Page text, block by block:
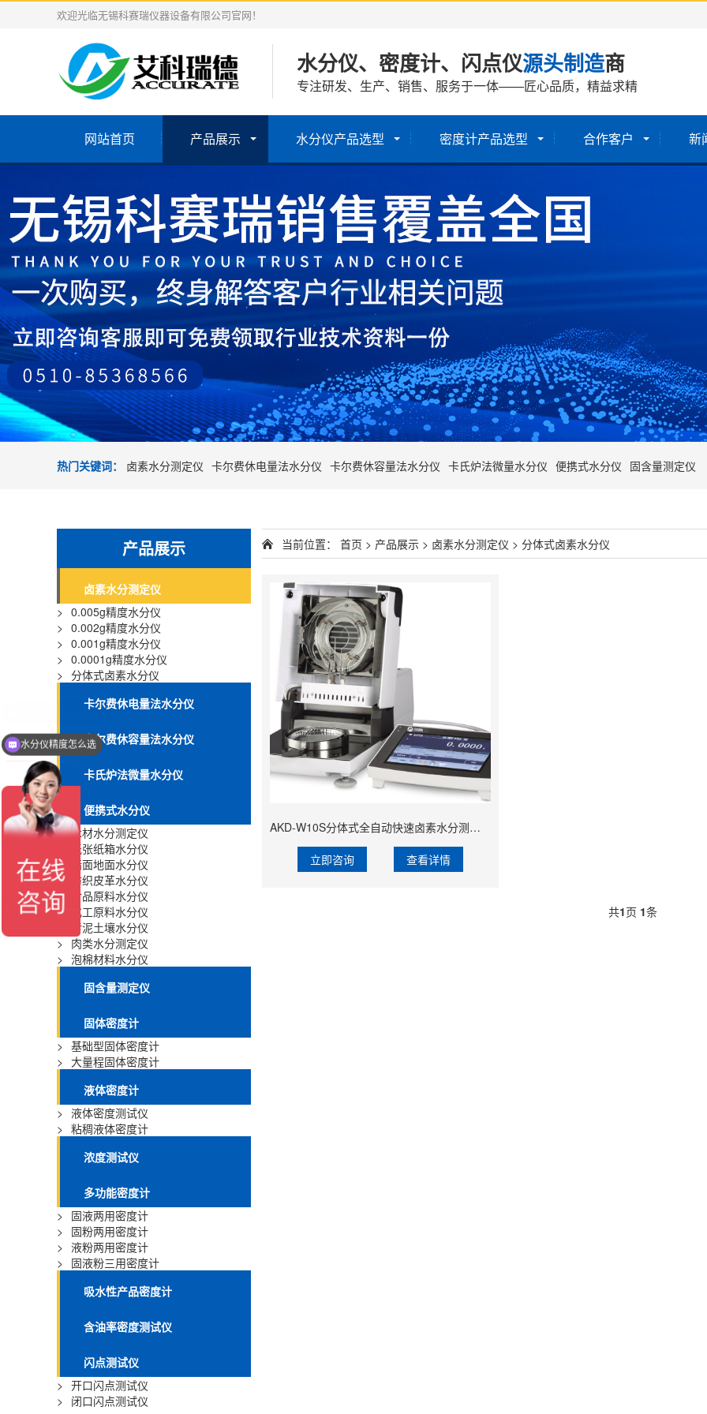
欢迎光临无锡科赛瑞仪器设备有限公司官网！
水分仪、密度计、闪点仪源头制造商
专注研发、生产、销售、服务于一体——匠心品质，精益求精
网站首页 产品展示 水分仪产品选型 密度计产品选型 合作客户 新
热门关键词： 卤素水分测定仪 卡尔费休电量法水分仪 卡尔费休容量法水分仪 卡氏炉法微量水分仪 便携式水分仪 固含量测定仪
产品展示
卤素水分测定仪
> 0.005g精度水分仪
> 0.002g精度水分仪
> 0.001g精度水分仪
> 0.0001g精度水分仪
> 分体式卤素水分仪
卡尔费休电量法水分仪
卡尔费休容量法水分仪
卡氏炉法微量水分仪
便携式水分仪
> 木材水分测定仪
纸张纸箱水分仪
>
墙面地面水分仪
>
纺织皮革水分仪
>
食品原料水分仪
>
化工原料水分仪
污泥土壤水分仪
> 肉类水分测定仪
> 泡棉材料水分仪
固含量测定仪
固体密度计
> 基础型固体密度计
> 大量程固体密度计
液体密度计
> 液体密度测试仪
> 粘稠液体密度计
浓度测试仪
多功能密度计
> 固液两用密度计
> 固粉两用密度计
> 液粉两用密度计
> 固液粉三用密度计
吸水性产品密度计
含油率密度测试仪
闪点测试仪
> 开口闪点测试仪
> 闭口闪点测试仪
当前位置： 首页 > 产品展示 > 卤素水分测定仪 > 分体式卤素水分仪
AKD-W10S分体式全自动快速卤素水分测定仪
立即咨询 查看详情
共1页 1条
水分仪精度怎么选